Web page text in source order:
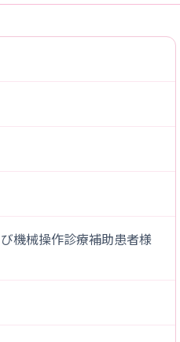
機械操作診療補助患者様